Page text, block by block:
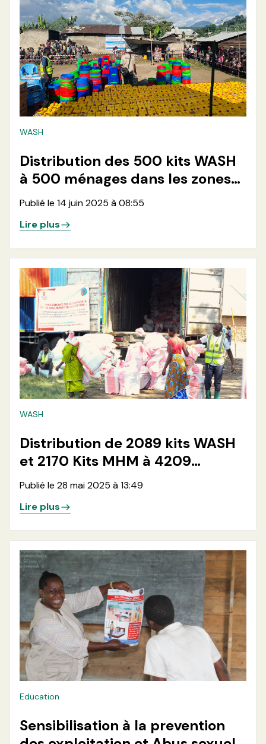
WASH
Distribution des 500 kits WASH
à 500 ménages dans les zones
de santé de Rutshuru et
Rwanguba en province du Nord-
Kivu
Publié le 14 juin 2025 à 08:55
Lire plus
WASH
Distribution de 2089 kits WASH
et 2170 Kits MHM à 4209
Menages et 500 kits agro-
rétournés dans les localités de
Kimoka et Bweremana en
province du Nord-Kivu
Publié le 28 mai 2025 à 13:49
Lire plus
Education
Sensibilisation à la prevention